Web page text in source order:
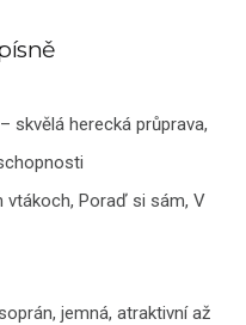
skvělá herecká průprava,
vtákoch, Poraď si sám, V
jemná, atraktivní až